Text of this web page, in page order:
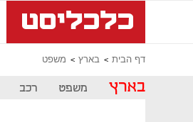
דף הבית בארץ משפט
בארץ משפט רכב